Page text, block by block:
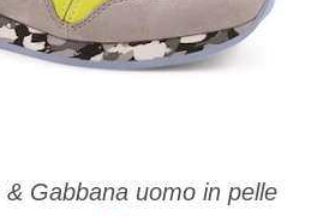
Gabbana uomo in pelle